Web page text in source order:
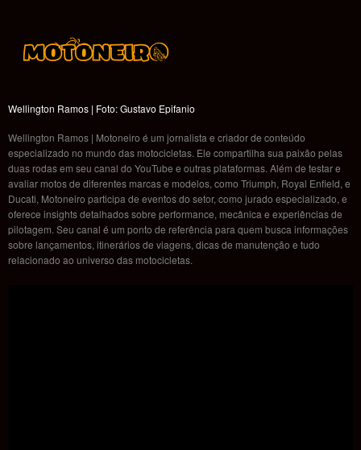
Wellington Ramos | Foto: Gustavo Epifanio
Wellington Ramos | Motoneiro é um jornalista e criador de conteúdo
especializado no mundo das motocicletas. Ele compartilha sua paixão pelas
duas rodas em seu canal do YouTube e outras plataformas. Além de testar e
avaliar motos de diferentes marcas e modelos, como Triumph, Royal Enfield, e
Ducati, Motoneiro participa de eventos do setor, como jurado especializado, e
oferece insights detalhados sobre performance, mecânica e experiências de
pilotagem. Seu canal é um ponto de referência para quem busca informações
sobre lançamentos, itinerários de viagens, dicas de manutenção e tudo
relacionado ao universo das motocicletas.